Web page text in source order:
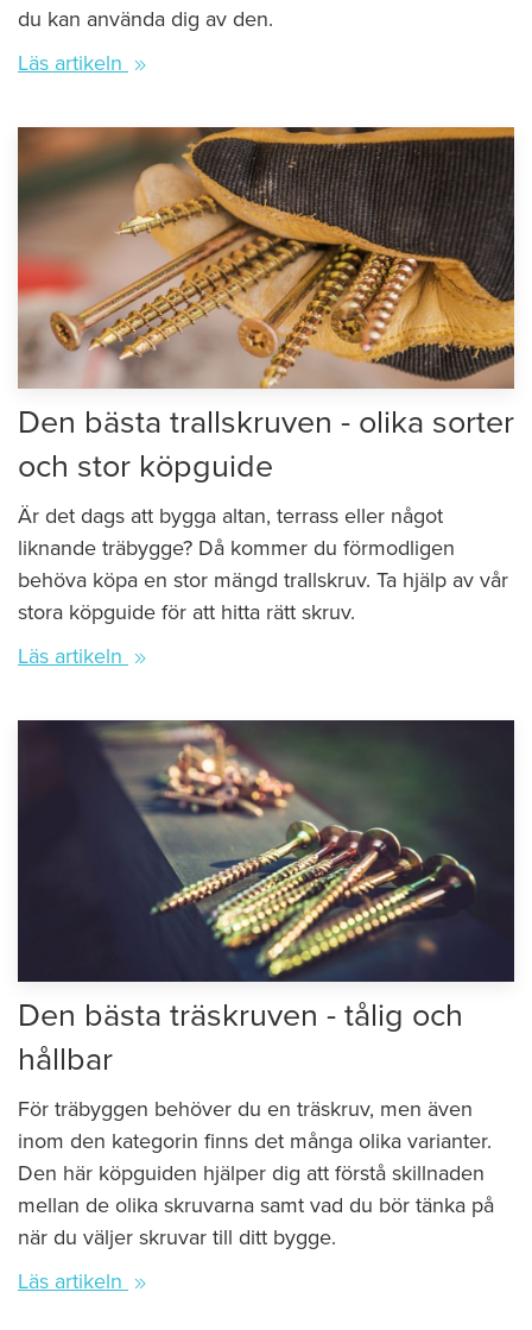
du kan använda dig av den.
Läs artikeln
Den bästa trallskruven - olika sorter
och stor köpguide
Är det dags att bygga altan, terrass eller något
liknande träbygge? Då kommer du förmodligen
behöva köpa en stor mängd trallskruv. Ta hjälp av vår
stora köpguide för att hitta rätt skruv.
Läs artikeln
Den bästa träskruven - tålig och
hållbar
För träbyggen behöver du en träskruv, men även
inom den kategorin finns det många olika varianter.
Den här köpguiden hjälper dig att förstå skillnaden
mellan de olika skruvarna samt vad du bör tänka på
när du väljer skruvar till ditt bygge.
Läs artikeln